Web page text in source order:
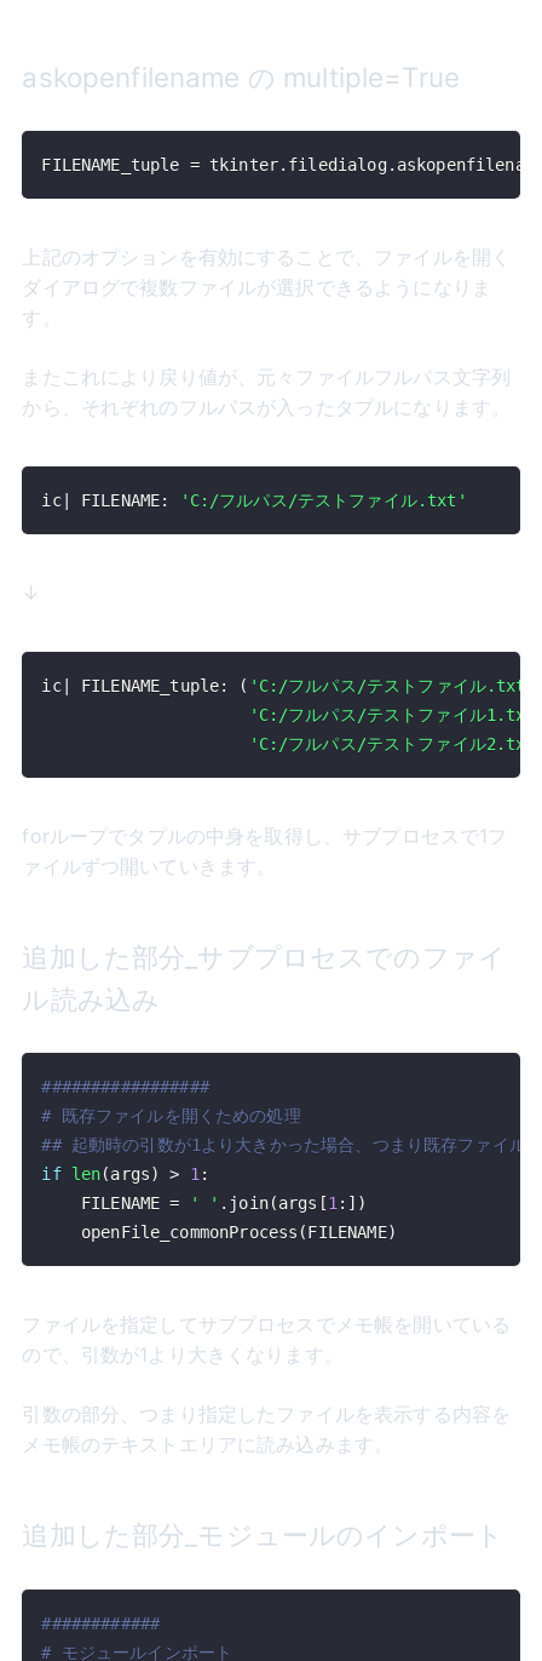
askopenfilename の multiple=True
FILENAME_tuple = tkinter. filedialog.
上記のオプションを有効にすることで、ファイルを開く
ダイアログで複数ファイルが選択できるようになりま
す。
またこれにより戻り値が、元々ファイルフルパス文字列
から、それぞれのフルパスが入ったタプルになります。
ic| FILENAME: 'C:/フルパス/テストファイル.txt'
↓
ic| FILENAME_tuple: ( 'C:/フルパス/テストファイル.txt'
'C:/フルパス/テストファイル
'C:/フルパス/テストファイル
forループでタプルの中身を取得し、サブプロセスで1フ
ァイルずつ開いていきます。
追加した部分_サブプロセスでのファイ
ル読み込み
#################
# 既存ファイルを開くための処理
## 起動時の引数が1より大きかった場合、つまり既存ファイル
if len(args) > 1:
    FILENAME
= ' ' . join(args [1: ] )
    openFile_commonProcess
(FILENAME)
ファイルを指定してサブプロセスでメモ帳を開いている
ので、引数が1より大きくなります。
引数の部分、つまり指定したファイルを表示する内容を
メモ帳のテキストエリアに読み込みます。
追加した部分_モジュールのインポート
############
# モジュールインポート